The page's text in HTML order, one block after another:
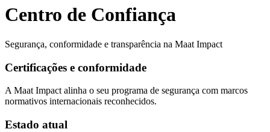
Centro de Confiança
Segurança, conformidade e transparência na Maat Impact
Certificações e conformidade
A Maat Impact alinha o seu programa de segurança com marcos
normativos internacionais reconhecidos.
Estado atual